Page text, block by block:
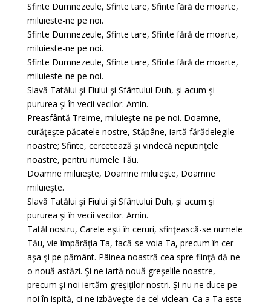
Sfinte Dumnezeule, Sfinte tare, Sfinte fără de moarte,
miluieste-ne pe noi.
Sfinte Dumnezeule, Sfinte tare, Sfinte fără de moarte,
miluieste-ne pe noi.
Sfinte Dumnezeule, Sfinte tare, Sfinte fără de moarte,
miluieste-ne pe noi.
Slavă Tatălui şi Fiului şi Sfântului Duh, şi acum şi
pururea şi în vecii vecilor. Amin.
Preasfântă Treime, miluieşte-ne pe noi. Doamne,
curăţeşte păcatele nostre, Stăpâne, iartă fărădelegile
noastre; Sfinte, cercetează şi vindecă neputinţele
noastre, pentru numele Tău.
Doamne miluieşte, Doamne miluieşte, Doamne
miluieşte.
Slavă Tatălui şi Fiului şi Sfântului Duh, şi acum şi
pururea şi în vecii vecilor. Amin.
Tatăl nostru, Carele eşti în ceruri, sfinţească-se numele
Tău, vie împărăţia Ta, facă-se voia Ta, precum în cer
aşa şi pe pământ. Pâinea noastră cea spre fiinţă dă-ne-
o nouă astăzi. Şi ne iartă nouă greşelile noastre,
precum şi noi iertăm greşiţilor nostri. Şi nu ne duce pe
noi în ispită, ci ne izbăveşte de cel viclean. Ca a Ta este